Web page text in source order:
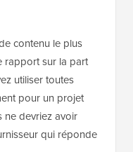
contenu le plus
rapport sur la part
utiliser toutes
pour un projet
ne devriez avoir
qui réponde